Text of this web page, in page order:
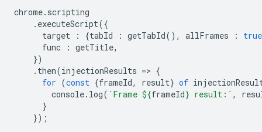
chrome. scripting
. executeScript({
target
: {tabId : getTabId(), allFrames :
true
func
: getTitle,
})
. then(injectionResults => {
for (const {frameId, result} of
console. log( `Frame ${frameId} result:` ,
}
});